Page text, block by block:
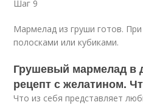
Шаг 9
Мармелад из груши готов.
полосками или кубиками.
Грушевый мармелад в
рецепт с желатином.
Что из себя представляет